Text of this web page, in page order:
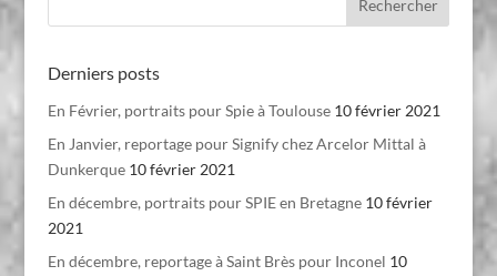
Derniers posts
En Février, portraits pour Spie à Toulouse 10 février 2021
En Janvier, reportage pour Signify chez Arcelor Mittal à
Dunkerque 10 février 2021
En décembre, portraits pour SPIE en Bretagne 10 février
2021
En décembre, reportage à Saint Brès pour Inconel 10